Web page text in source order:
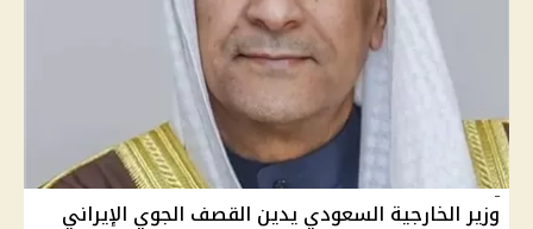
وزير الخارجية السعودي يدين القصف الجوي الإيراني